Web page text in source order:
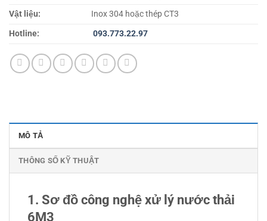
Vật liệu:
Inox 304 hoặc thép CT3
Hotline:
093.773.22.97
MÔ TẢ
THÔNG SỐ KỸ THUẬT
1. Sơ đồ công nghệ xử lý nước thải
6M3